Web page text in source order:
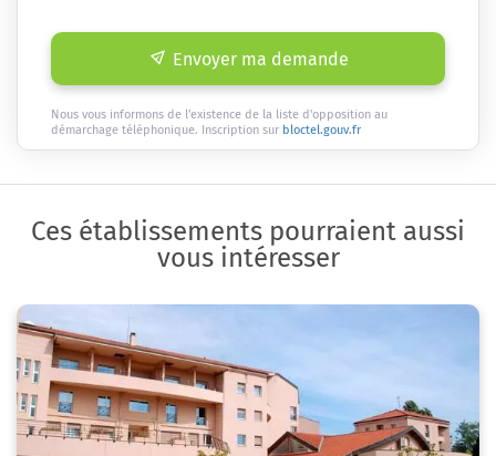
Envoyer ma demande
Nous vous informons de l'existence de la liste d'opposition au
démarchage téléphonique. Inscription sur bloctel.gouv.fr
Ces établissements pourraient aussi
vous intéresser